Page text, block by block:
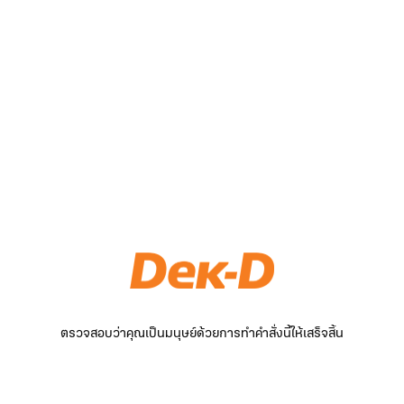
ตรวจสอบว่าคุณเป็นมนุษย์ด้วยการทำคำสั่งนี้ให้เสร็จสิ้น